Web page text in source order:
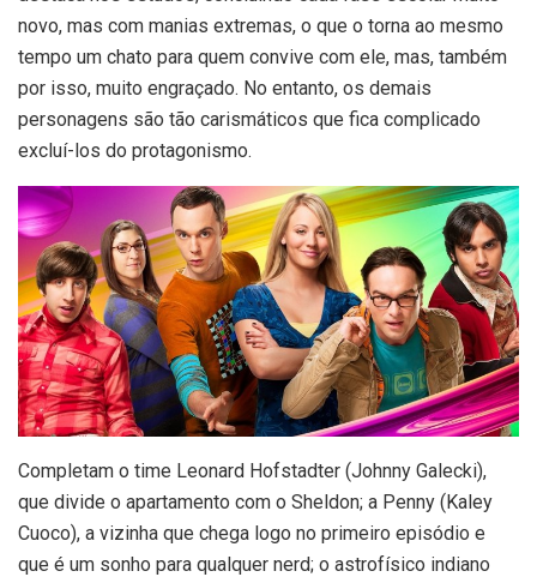
novo, mas com manias extremas, o que o torna ao mesmo
tempo um chato para quem convive com ele, mas, também
por isso, muito engraçado. No entanto, os demais
personagens são tão carismáticos que fica complicado
excluí-los do protagonismo.
Completam o time Leonard Hofstadter (Johnny Galecki),
que divide o apartamento com o Sheldon; a Penny (Kaley
Cuoco), a vizinha que chega logo no primeiro episódio e
que é um sonho para qualquer nerd; o astrofísico indiano